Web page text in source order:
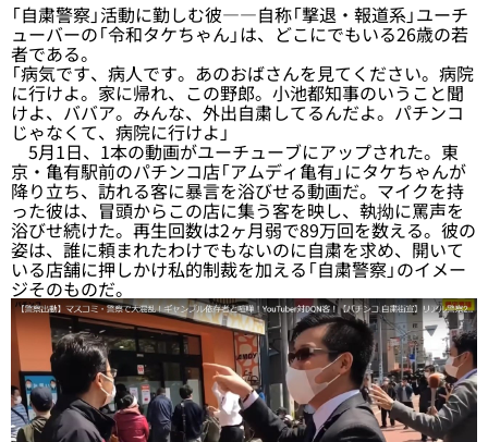
「自粛警察」活動に勤しむ彼――自称「撃退・報道系」ユーチ
ューバーの「令和タケちゃん」は、どこにでもいる26歳の若
者である。
「病気です、病人です。あのおばさんを見てください。病院
に行けよ。家に帰れ、この野郎。小池都知事のいうこと聞
けよ、ババア。みんな、外出自粛してるんだよ。パチンコ
じゃなくて、病院に行けよ」
5月1日、1本の動画がユーチューブにアップされた。東
京・亀有駅前のパチンコ店「アムディ亀有」にタケちゃんが
降り立ち、訪れる客に暴言を浴びせる動画だ。マイクを持
った彼は、冒頭からこの店に集う客を映し、執拗に罵声を
浴びせ続けた。再生回数は2ヶ月弱で89万回を数える。彼の
姿は、誰に頼まれたわけでもないのに自粛を求め、開いて
いる店舗に押しかけ私的制裁を加える「自粛警察」のイメー
ジそのものだ。